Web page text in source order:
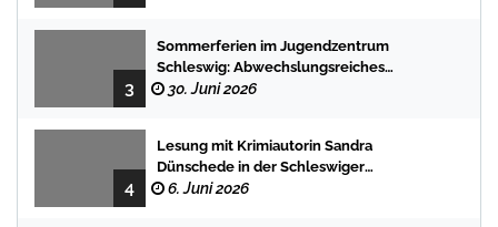
3
Sommerferien im Jugendzentrum
Schleswig: Abwechslungsreiches
Programm für Kinder und Jugendliche
30. Juni 2026
4
Lesung mit Krimiautorin Sandra
Dünschede in der Schleswiger
Stadtbücherei
6. Juni 2026